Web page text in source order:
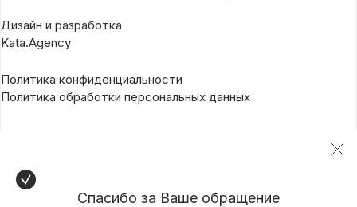
Дизайн и разработка
Kata.Agency
Политика конфиденциальности
Политика обработки персональных данных
Спасибо за Ваше обращение